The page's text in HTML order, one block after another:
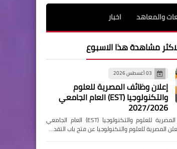
والمعاهد اخبار
مشاهدة هذا الاسبوع
03 أغسطس 2026
إعلان وظائف المصرية للعلوم
والتكنولوجيا (EST) العام الجامعي
2027/2026
إعلان وظائف المصرية للعلوم والتكنولوجيا (EST) العام الجامعي